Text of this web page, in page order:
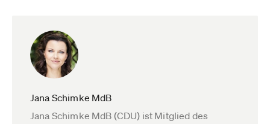
Jana Schimke MdB
Jana Schimke MdB (CDU) ist Mitglied des